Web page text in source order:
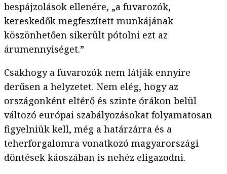
bespájzolások ellenére, „a fuvarozók,
kereskedők megfeszített munkájának
köszönhetően sikerült pótolni ezt az
árumennyiséget.”
Csakhogy a fuvarozók nem látják ennyire
derűsen a helyzetet. Nem elég, hogy az
országonként eltérő és szinte órákon belül
változó európai szabályozásokat folyamatosan
figyelniük kell, még a határzárra és a
teherforgalomra vonatkozó magyarországi
döntések káoszában is nehéz eligazodni.